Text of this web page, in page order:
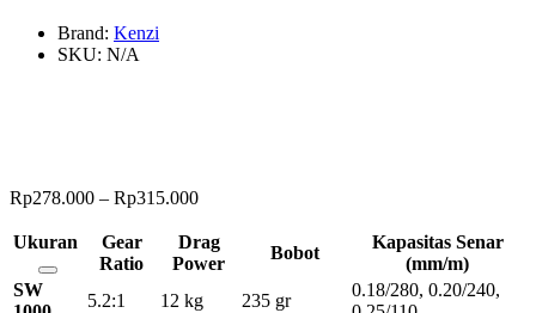
Brand: Kenzi
SKU: N/A
Rp278.000 – Rp315.000
Ukuran
Gear
Ratio
Drag
Power
Bobot
Kapasitas Senar
(mm/m)
SW
5.2:1 12 kg 235 gr
0.18/280, 0.20/240,